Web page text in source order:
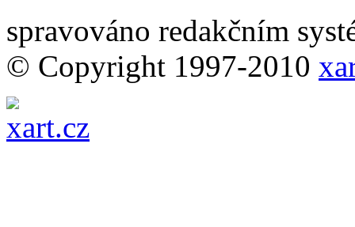
spravováno redakčním
© Copyright 1997-2010